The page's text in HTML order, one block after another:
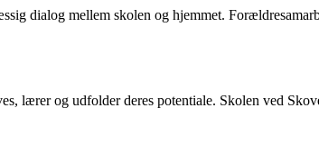
dialog mellem skolen og hjemmet.
lærer og udfolder deres potentiale. Skolen ved